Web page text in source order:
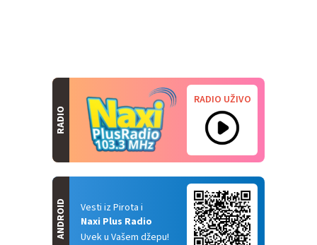
RADIO
RADIO UŽIVO
Vesti iz Pirota i
Naxi Plus Radio
Uvek u Vašem džepu!
ANDROID